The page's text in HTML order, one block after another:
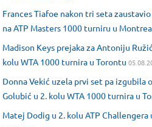
Frances Tiafoe nakon tri seta
na ATP Masters 1000 turniru u
Madison Keys prejaka za Antoniju
kolu WTA 1000 turnira u Torontu
Donna Vekić uzela prvi set pa izgubila
Golubić u 2. kolu WTA 1000 turnira u
Matej Dodig u 2. kolu ATP Challengera